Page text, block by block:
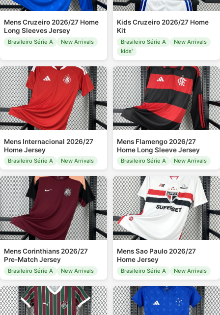
Mens Cruzeiro 2026/27 Home
Long Sleeves Jersey
Brasileiro Série A New Arrivals
Kids Cruzeiro 2026/27 Home
Kit
Brasileiro Série A
New Arrivals
kids'
Mens Internacional 2026/27
Home Jersey
Brasileiro Série A New Arrivals
Mens Flamengo 2026/27
Home Long Sleeve Jersey
Brasileiro Série A New Arrivals
Mens Corinthians 2026/27
Pre-Match Jersey
Brasileiro Série A New Arrivals
Mens Sao Paulo 2026/27
Home Jersey
Brasileiro Série A New Arrivals